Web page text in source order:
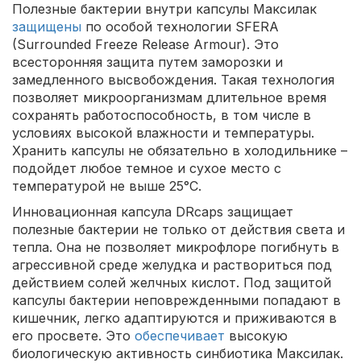
Полезные бактерии внутри капсулы Максилак
защищены по особой технологии SFERA
(Surrounded Freeze Release Armour). Это
всесторонняя защита путем заморозки и
замедленного высвобождения. Такая технология
позволяет микроорганизмам длительное время
сохранять работоспособность, в том числе в
условиях высокой влажности и температуры.
Хранить капсулы не обязательно в холодильнике –
подойдет любое темное и сухое место с
температурой не выше 25°С.
Инновационная капсула DRcaps защищает
полезные бактерии не только от действия света и
тепла. Она не позволяет микрофлоре погибнуть в
агрессивной среде желудка и раствориться под
действием солей желчных кислот. Под защитой
капсулы бактерии неповрежденными попадают в
кишечник, легко адаптируются и приживаются в
его просвете. Это обеспечивает высокую
биологическую активность синбиотика Максилак.